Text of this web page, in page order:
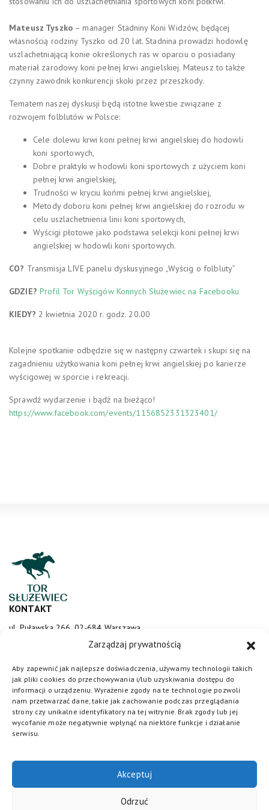
Zarządzaj prywatnością
Aby zapewnić jak najlepsze doświadczenia, używamy technologii takich
jak pliki cookies do przechowywania i/lub uzyskiwania dostępu do
informacji o urządzeniu. Wyrażenie zgody na te technologie pozwoli
nam przetwarzać dane, takie jak zachowanie podczas przeglądania
strony czy unikalne identyfikatory na tej witrynie. Brak zgody lub jej
wycofanie może negatywnie wpłynąć na niektóre funkcje i działanie
serwisu.
Akceptuj
Odrzuć
Mateusz Tyszko– manager Stadniny Koni Widzów, będącej
własnością rodziny Tyszko od 20 lat. Stadnina prowadzi hodowlę
uszlachetniającą konie określonych ras w oparciu o posiadany
materiał zarodowy koni pełnej krwi angielskiej. Mateusz to także
czynny zawodnik konkurencji skoki przez przeszkody.
Tematem naszej dyskusji będą istotne kwestie związane z
rozwojem folblutów w Polsce:
Cele dolewu krwi koni pełnej krwi angielskiej do hodowli
koni sportowych,
Dobre praktyki w hodowli koni sportowych z użyciem koni
pełnej krwi angielskiej,
Trudności w kryciu końmi pełnej krwi angielskiej,
Metody doboru koni pełnej krwi angielskiej do rozrodu w
celu uszlachetnienia linii koni sportowych,
Wyścigi płotowe jako podstawa selekcji koni pełnej krwi
angielskiej w hodowli koni sportowych.
CO? Transmisja LIVE panelu dyskusyjnego „Wyścig o folbluty”
GDZIE? Profil Tor Wyścigów Konnych Służewiec na Facebooku
KIEDY? 2 kwietnia 2020 r. godz. 20.00
Kolejne spotkanie odbędzie się w następny czwartek i skupi się na
zagadnieniu użytkowania koni pełnej krwi angielskiej po karierze
wyścigowej w sporcie i rekreacji.
Sprawdź wydarzenie i bądź na bieżąco!
https://www.facebook.com/events/1156852331323401/
KONTAKT
ul. Puławska 266, 02-684 Warszawa
sluzewiec@totalizator.pl
KONTAKT DLA MEDIÓW
media@torsluzewiec.pl
DOŁĄCZ DO NAS